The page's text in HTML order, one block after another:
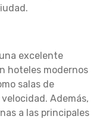
excelente
hoteles modernos
salas de
Además,
a las principales